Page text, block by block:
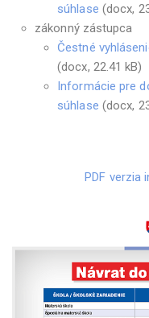
súhlase (docx,
zákonný zástupca
Čestné
(docx, 22.41 kB)
Informácie pre
súhlase (docx,
PDF verzia